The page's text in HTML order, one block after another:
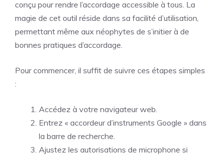
conçu pour rendre l’accordage accessible à tous. La
magie de cet outil réside dans sa facilité d’utilisation,
permettant même aux néophytes de s’initier à de
bonnes pratiques d’accordage.
Pour commencer, il suffit de suivre ces étapes simples
:
Accédez à votre navigateur web.
Entrez « accordeur d’instruments Google » dans
la barre de recherche.
Ajustez les autorisations de microphone si